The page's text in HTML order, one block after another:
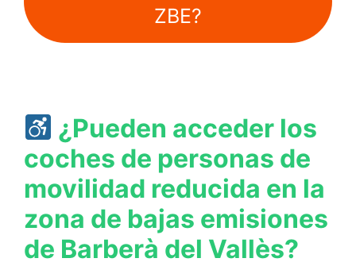
ZBE?
¿Pueden acceder los
coches de personas de
movilidad reducida en la
zona de bajas emisiones
de Barberà del Vallès?